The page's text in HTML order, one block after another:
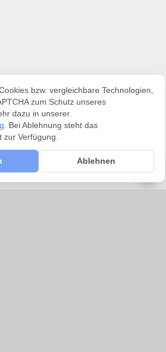
bzw. vergleichbare Technologien,
zum Schutz unseres
dazu in unserer
. Bei Ablehnung steht das
Verfügung.
Ablehnen